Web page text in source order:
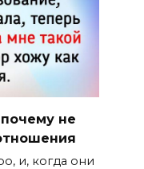
не
и, когда они